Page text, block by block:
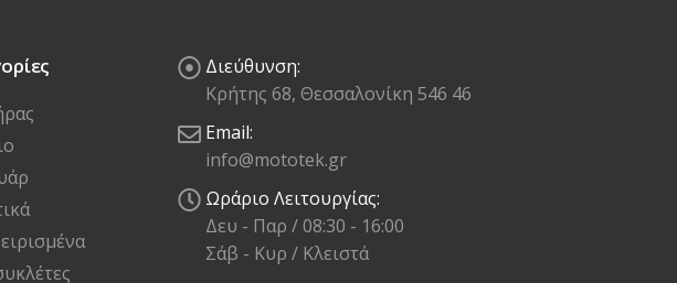
Διεύθυνση:
Κρήτης 68, Θεσσαλονίκη 546 46
Email:
info@mototek.gr
Ωράριο Λειτουργίας:
Δευ - Παρ / 08:30 - 16:00
Σάβ - Κυρ / Κλειστά